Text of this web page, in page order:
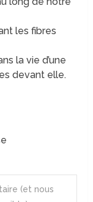
les fibres
la vie d’une
devant elle.